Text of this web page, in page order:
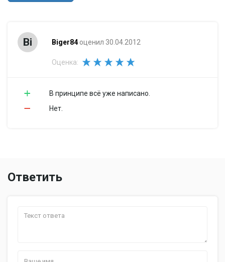
Bi Biger84 оценил 30.04.2012
Оценка:
В принципе всё уже написано.
Нет.
Ответить